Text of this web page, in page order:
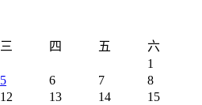
三 四 五
六
1
5 6 7
8
12 13 14
15